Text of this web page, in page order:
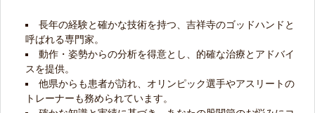
長年の経験と確かな技術を持つ、 吉祥寺のゴッドハンド と
呼ばれる専門家。
動作・姿勢からの分析を得意とし、的確な治療とアドバイ
スを提供。
他県からも患者が訪れ、 オリンピック選手やアスリートの
トレーナーも務められています。